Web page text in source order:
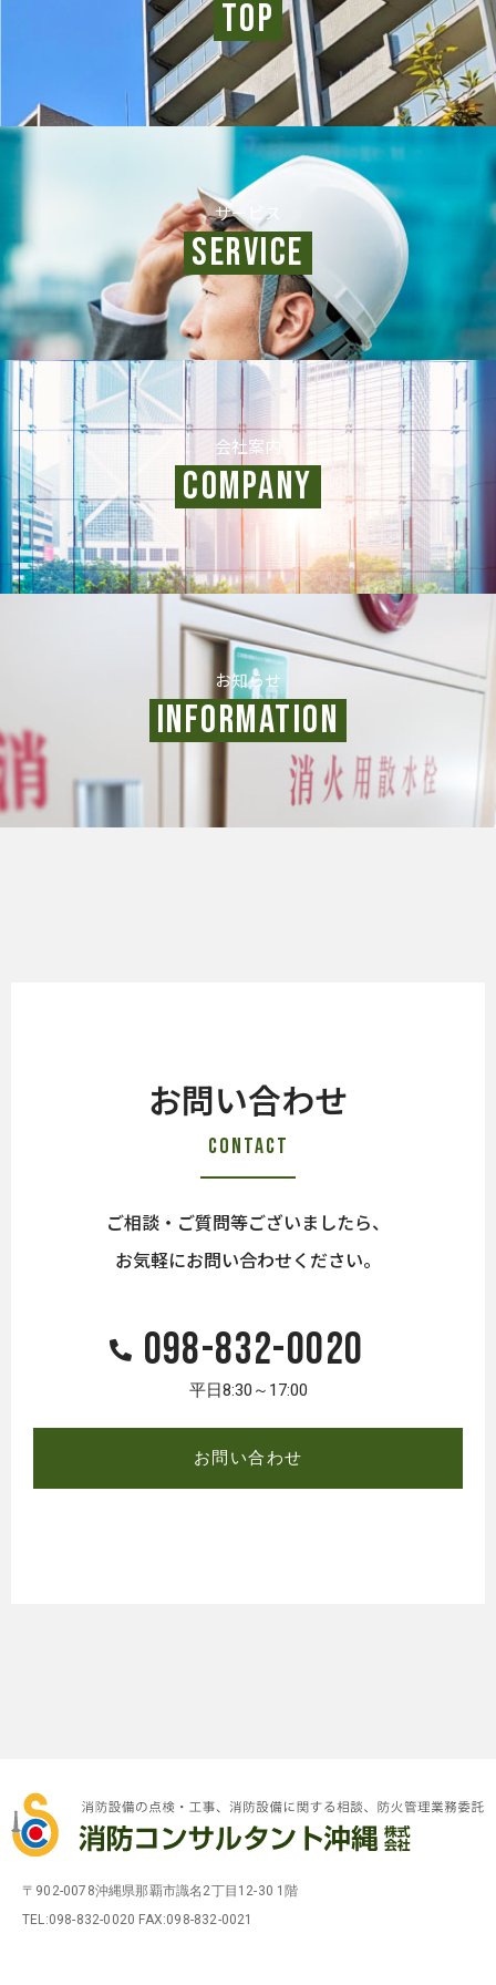
TOP
サービス
SERVICE
会社案内
COMPANY
お知らせ
INFORMATION
お問い合わせ
Contact
ご相談・ご質問等ございましたら、
お気軽にお問い合わせください。
098-832-0020
平日8:30～17:00
お問い合わせ
〒902-0078沖縄県那覇市識名2丁目12-30 1階
TEL:098-832-0020 FAX:098-832-0021